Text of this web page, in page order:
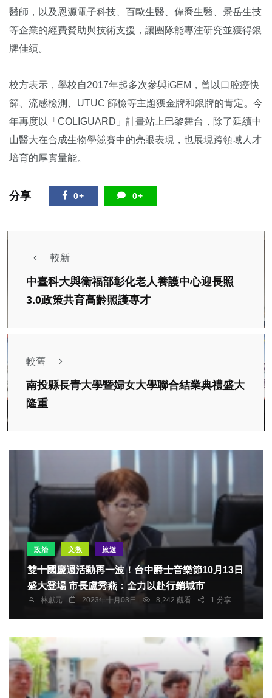
醫師，以及恩源電子科技、百歐生醫、偉喬生醫、景岳生技
等企業的經費贊助與技術支援，讓團隊能專注研究並獲得銀
牌佳績。
校方表示，學校自2017年起多次參與iGEM，曾以口腔癌快
篩、流感檢測、UTUC 篩檢等主題獲金牌和銀牌的肯定。今
年再度以「COLIGUARD」計畫站上巴黎舞台，除了延續中
山醫大在合成生物學競賽中的亮眼表現，也展現跨領域人才
培育的厚實量能。
分享 0+ 0+
較新
中臺科大與衛福部彰化老人養護中心迎長照
3.0政策共育高齡照護專才
較舊
南投縣長青大學暨婦女大學聯合結業典禮盛大
隆重
政治 文教 旅遊
雙十國慶週活動再一波！台中爵士音樂節10月13日
盛大登場 市長盧秀燕：全力以赴行銷城市
林獻元 2023年十月03日 8,242 觀看 1 分享